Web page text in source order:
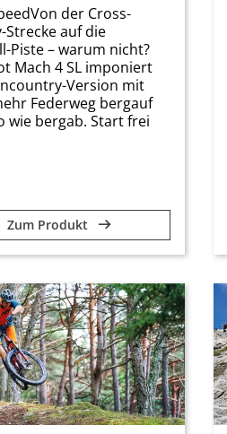
der Cross-
Strecke auf die
Piste – warum nicht?
Mach 4 SL imponiert
Version mit
Federweg bergauf
wie bergab. Start frei
Zum Produkt